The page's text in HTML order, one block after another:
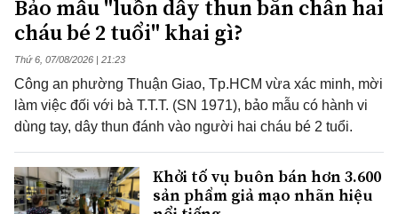
Bảo mẫu "luồn dây thun bắn chân hai
cháu bé 2 tuổi" khai gì?
Thứ 6, 07/08/2026 | 21:23
Công an phường Thuận Giao, Tp.HCM vừa xác minh, mời
làm việc đối với bà T.T.T. (SN 1971), bảo mẫu có hành vi
dùng tay, dây thun đánh vào người hai cháu bé 2 tuổi.
Khởi tố vụ buôn bán hơn 3.600
sản phẩm giả mạo nhãn hiệu